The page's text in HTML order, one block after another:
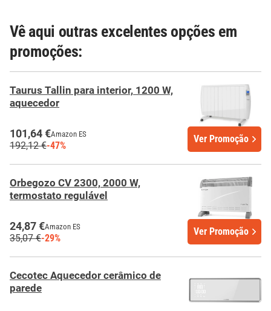
Vê aqui outras excelentes opções em
promoções:
Taurus Tallin para interior, 1200 W,
aquecedor
101,64 €Amazon ES
192,12 €-47%
Ver Promoção
Orbegozo CV 2300, 2000 W,
termostato regulável
24,87 €Amazon ES
35,07 €-29%
Ver Promoção
Cecotec Aquecedor cerâmico de
parede